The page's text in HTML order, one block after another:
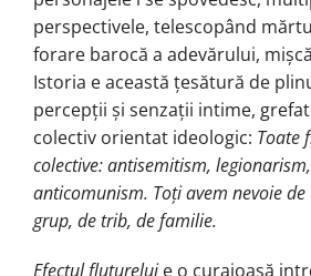
perspectivele, telescopând
forare barocă a adevărului,
Istoria e această țesătură de
percepții și senzații intime,
colectiv orientat ideologic: Toate
colective: antisemitism,
anticomunism. Toți avem nevoie
grup, de trib, de familie.
Efectul flutureluie o curajoasă